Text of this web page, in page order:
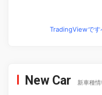
TradingViewです
New Car 新車種情